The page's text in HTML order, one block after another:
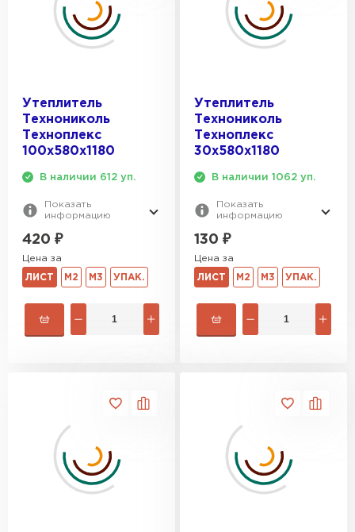
Утеплитель
Технониколь
Техноплекс
100х580х1180
В наличии 612 уп.
Показать
информацию
420 ₽
Цена за
ЛИСТ М2 М3 УПАК.
Утеплитель
Технониколь
Техноплекс
30х580х1180
В наличии 1062 уп.
Показать
информацию
130 ₽
Цена за
ЛИСТ М2 М3 УПАК.
Утеплитель Izolife
ВСЕ ПРОИЗВОДИТЕЛИ